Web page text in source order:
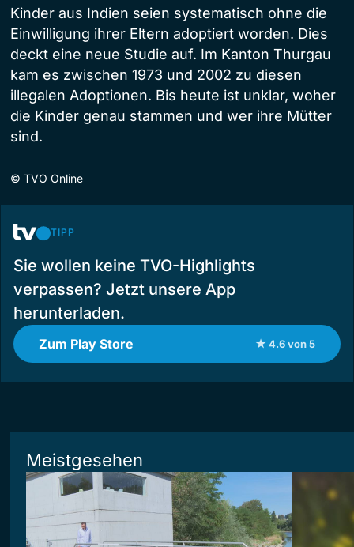
Kinder aus Indien seien systematisch ohne die
Einwilligung ihrer Eltern adoptiert worden. Dies
deckt eine neue Studie auf. Im Kanton Thurgau
kam es zwischen 1973 und 2002 zu diesen
illegalen Adoptionen. Bis heute ist unklar, woher
die Kinder genau stammen und wer ihre Mütter
sind.
© TVO Online
TIPP
Sie wollen keine TVO-Highlights
verpassen? Jetzt unsere App
herunterladen.
Zum Play Store ★ 4.6 von 5
Meistgesehen